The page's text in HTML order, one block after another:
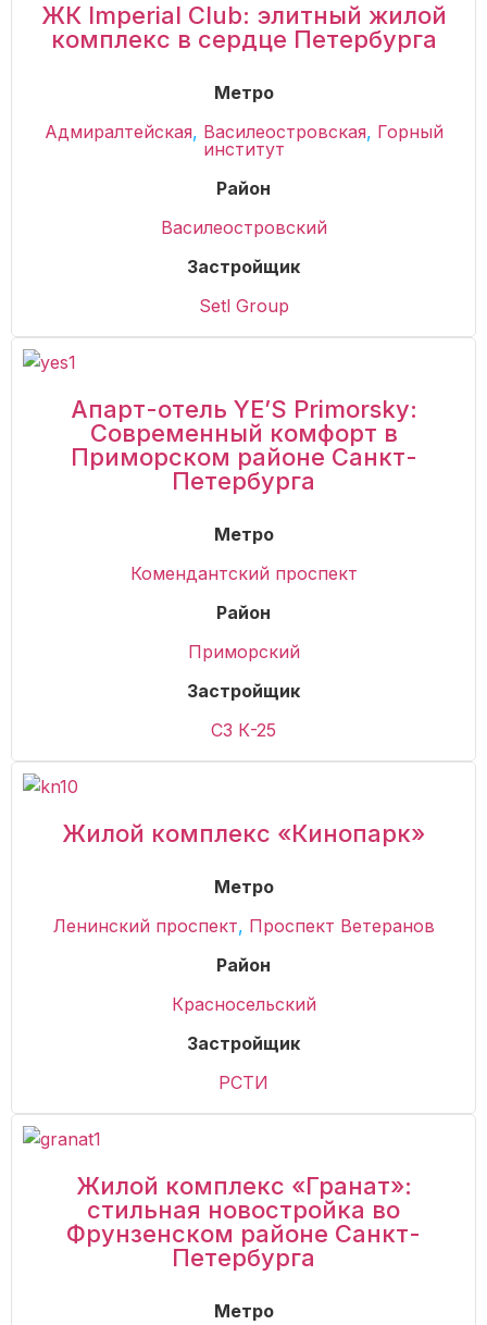
ЖК Imperial Club: элитный жилой
комплекс в сердце Петербурга
Метро
Адмиралтейская, Василеостровская, Горный
институт
Район
Василеостровский
Застройщик
Setl Group
Апарт-отель YE’S Primorsky:
Современный комфорт в
Приморском районе Санкт-
Петербурга
Метро
Комендантский проспект
Район
Приморский
Застройщик
СЗ К-25
Жилой комплекс «Кинопарк»
Метро
Ленинский проспект, Проспект Ветеранов
Район
Красносельский
Застройщик
РСТИ
Жилой комплекс «Гранат»:
стильная новостройка во
Фрунзенском районе Санкт-
Петербурга
Метро